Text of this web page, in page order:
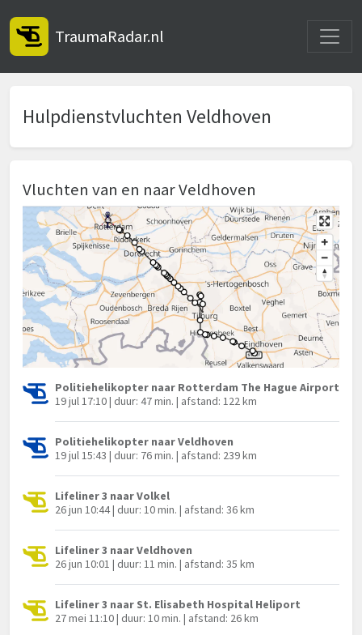
TraumaRadar.nl
Hulpdienstvluchten Veldhoven
Vluchten van en naar Veldhoven
Politiehelikopter naar Rotterdam The Hague Airport
19 jul 17:10 | duur: 47 min. | afstand: 122 km
Politiehelikopter naar Veldhoven
19 jul 15:43 | duur: 76 min. | afstand: 239 km
Lifeliner 3 naar Volkel
26 jun 10:44 | duur: 10 min. | afstand: 36 km
Lifeliner 3 naar Veldhoven
26 jun 10:01 | duur: 11 min. | afstand: 35 km
Lifeliner 3 naar St. Elisabeth Hospital Heliport
27 mei 11:10 | duur: 10 min. | afstand: 26 km